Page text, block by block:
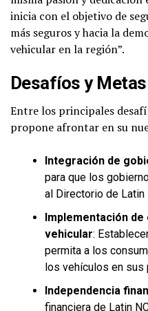
inicia con el objetivo de
más seguros y hacia la
vehicular en la región”.
Desafíos y
Entre los principales
propone afrontar en su
Integración de
para que los
al Directorio de Latin
Implementación
vehicular:
permita a los
los vehículos en sus
Independencia
financiera de Latin